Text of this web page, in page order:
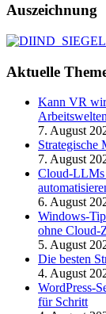
Auszeichnung
Aktuelle
Kann VR
7. August
Strategische
7. August
Cloud-LLMs
6. August
Windows-
ohne Cloud-
5. August
Die besten
4. August
WordPress-
für Schritt